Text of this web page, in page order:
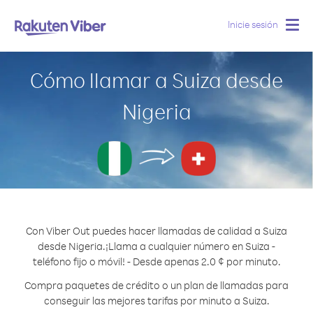
Inicie sesión
Cómo llamar a Suiza desde
Nigeria
Con Viber Out puedes hacer llamadas de calidad a Suiza
desde Nigeria.¡Llama a cualquier número en Suiza -
teléfono fijo o móvil! - Desde apenas 2.0 ¢ por minuto.
Compra paquetes de crédito o un plan de llamadas para
conseguir las mejores tarifas por minuto a Suiza.